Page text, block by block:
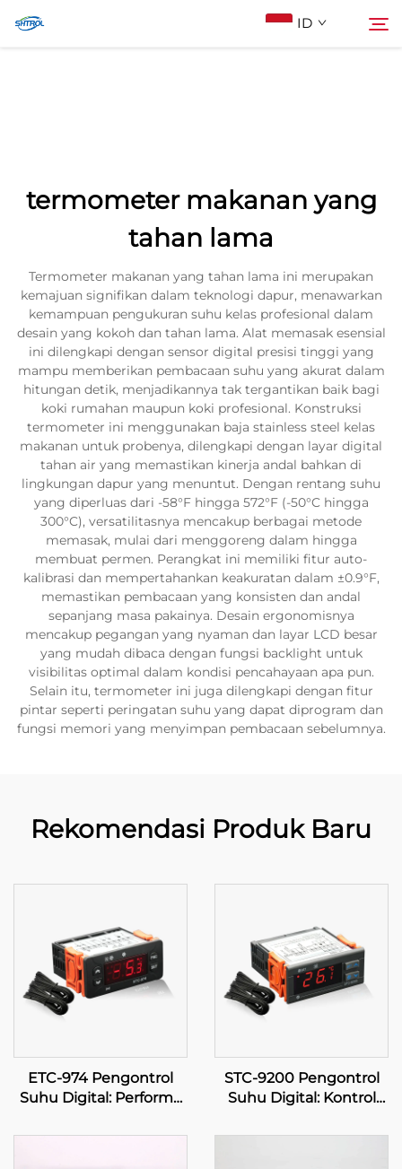
ID
termometer makanan yang
tahan lama
Termometer makanan yang tahan lama ini merupakan
kemajuan signifikan dalam teknologi dapur, menawarkan
kemampuan pengukuran suhu kelas profesional dalam
desain yang kokoh dan tahan lama. Alat memasak esensial
ini dilengkapi dengan sensor digital presisi tinggi yang
mampu memberikan pembacaan suhu yang akurat dalam
hitungan detik, menjadikannya tak tergantikan baik bagi
koki rumahan maupun koki profesional. Konstruksi
termometer ini menggunakan baja stainless steel kelas
makanan untuk probenya, dilengkapi dengan layar digital
tahan air yang memastikan kinerja andal bahkan di
lingkungan dapur yang menuntut. Dengan rentang suhu
yang diperluas dari -58°F hingga 572°F (-50°C hingga
300°C), versatilitasnya mencakup berbagai metode
memasak, mulai dari menggoreng dalam hingga
membuat permen. Perangkat ini memiliki fitur auto-
kalibrasi dan mempertahankan keakuratan dalam ±0.9°F,
memastikan pembacaan yang konsisten dan andal
sepanjang masa pakainya. Desain ergonomisnya
mencakup pegangan yang nyaman dan layar LCD besar
yang mudah dibaca dengan fungsi backlight untuk
visibilitas optimal dalam kondisi pencahayaan apa pun.
Selain itu, termometer ini juga dilengkapi dengan fitur
pintar seperti peringatan suhu yang dapat diprogram dan
fungsi memori yang menyimpan pembacaan sebelumnya.
Rekomendasi Produk Baru
ETC-974 Pengontrol
Suhu Digital: Performa
Presisi untuk Aplikasi
STC-9200 Pengontrol
Suhu Digital: Kontrol
Lanjutan untuk Aplikasi